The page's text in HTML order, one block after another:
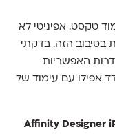
טקסט. אפיניטי לא
בסיבוב הזה. בדקתי
האפשריות
אפילו עם עימוד של
Affinity Designer